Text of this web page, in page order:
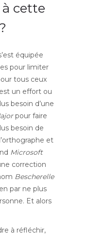
cette
équipée
pour limiter
tous ceux
un effort ou
besoin d’une
pour faire
besoin de
et
Microsoft
correction
Bescherelle
par ne plus
Et alors
à réfléchir,